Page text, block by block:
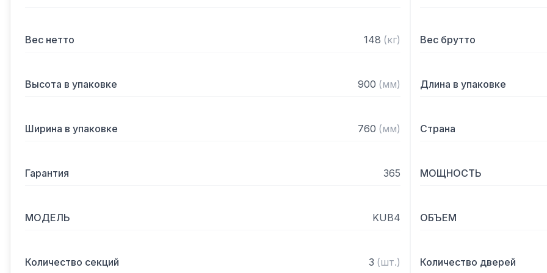
— Внутренняя отделка:
— Внутренняя
— Управление:
с пластиковым
Вес нетто 148 (кг) Вес брутто
Высота в упаковке 900 (мм) Длина в упаковке
Ширина в упаковке 760 (мм) Страна
Гарантия 365 МОЩНОСТЬ
МОДЕЛЬ KUB4 ОБЪЕМ
Количество секций 3 (шт.) Количество дверей